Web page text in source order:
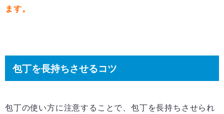
ます。
包丁を長持ちさせるコツ
包丁の使い方に注意することで、包丁を長持ちさせられ